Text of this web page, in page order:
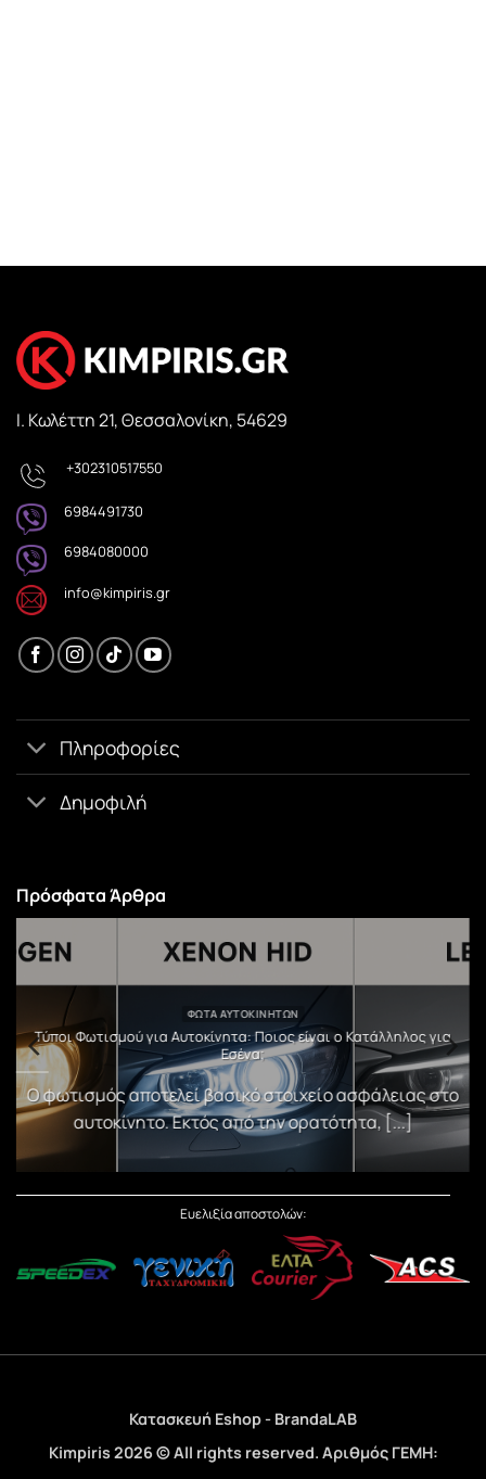
Ι. Κωλέττη 21, Θεσσαλονίκη, 54629
+302310517550
6984491730
6984080000
info@kimpiris.gr
Πληροφορίες
Δημοφιλή
Πρόσφατα Άρθρα
ΦΏΤΑ ΑΥΤΟΚΙΝΉΤΩΝ
Τύποι Φωτισμού για Αυτοκίνητα: Ποιος είναι ο Κατάλληλος για
Εσένα;
Ο φωτισμός αποτελεί βασικό στοιχείο ασφάλειας στο
αυτοκίνητο. Εκτός από την ορατότητα, [...]
Ευελιξία αποστολών:
Κατασκευή Eshop - BrandaLAB
Kimpiris 2026 © All rights reserved. Αριθμός ΓΕΜΗ: